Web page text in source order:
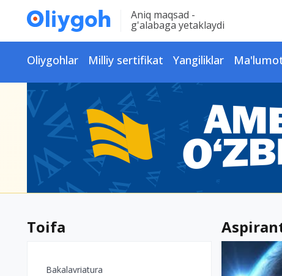
Aniq maqsad -
g'alabaga yetaklaydi
Oliygohlar Milliy sertifikat Yangiliklar
Toifa
Bakalavriatura